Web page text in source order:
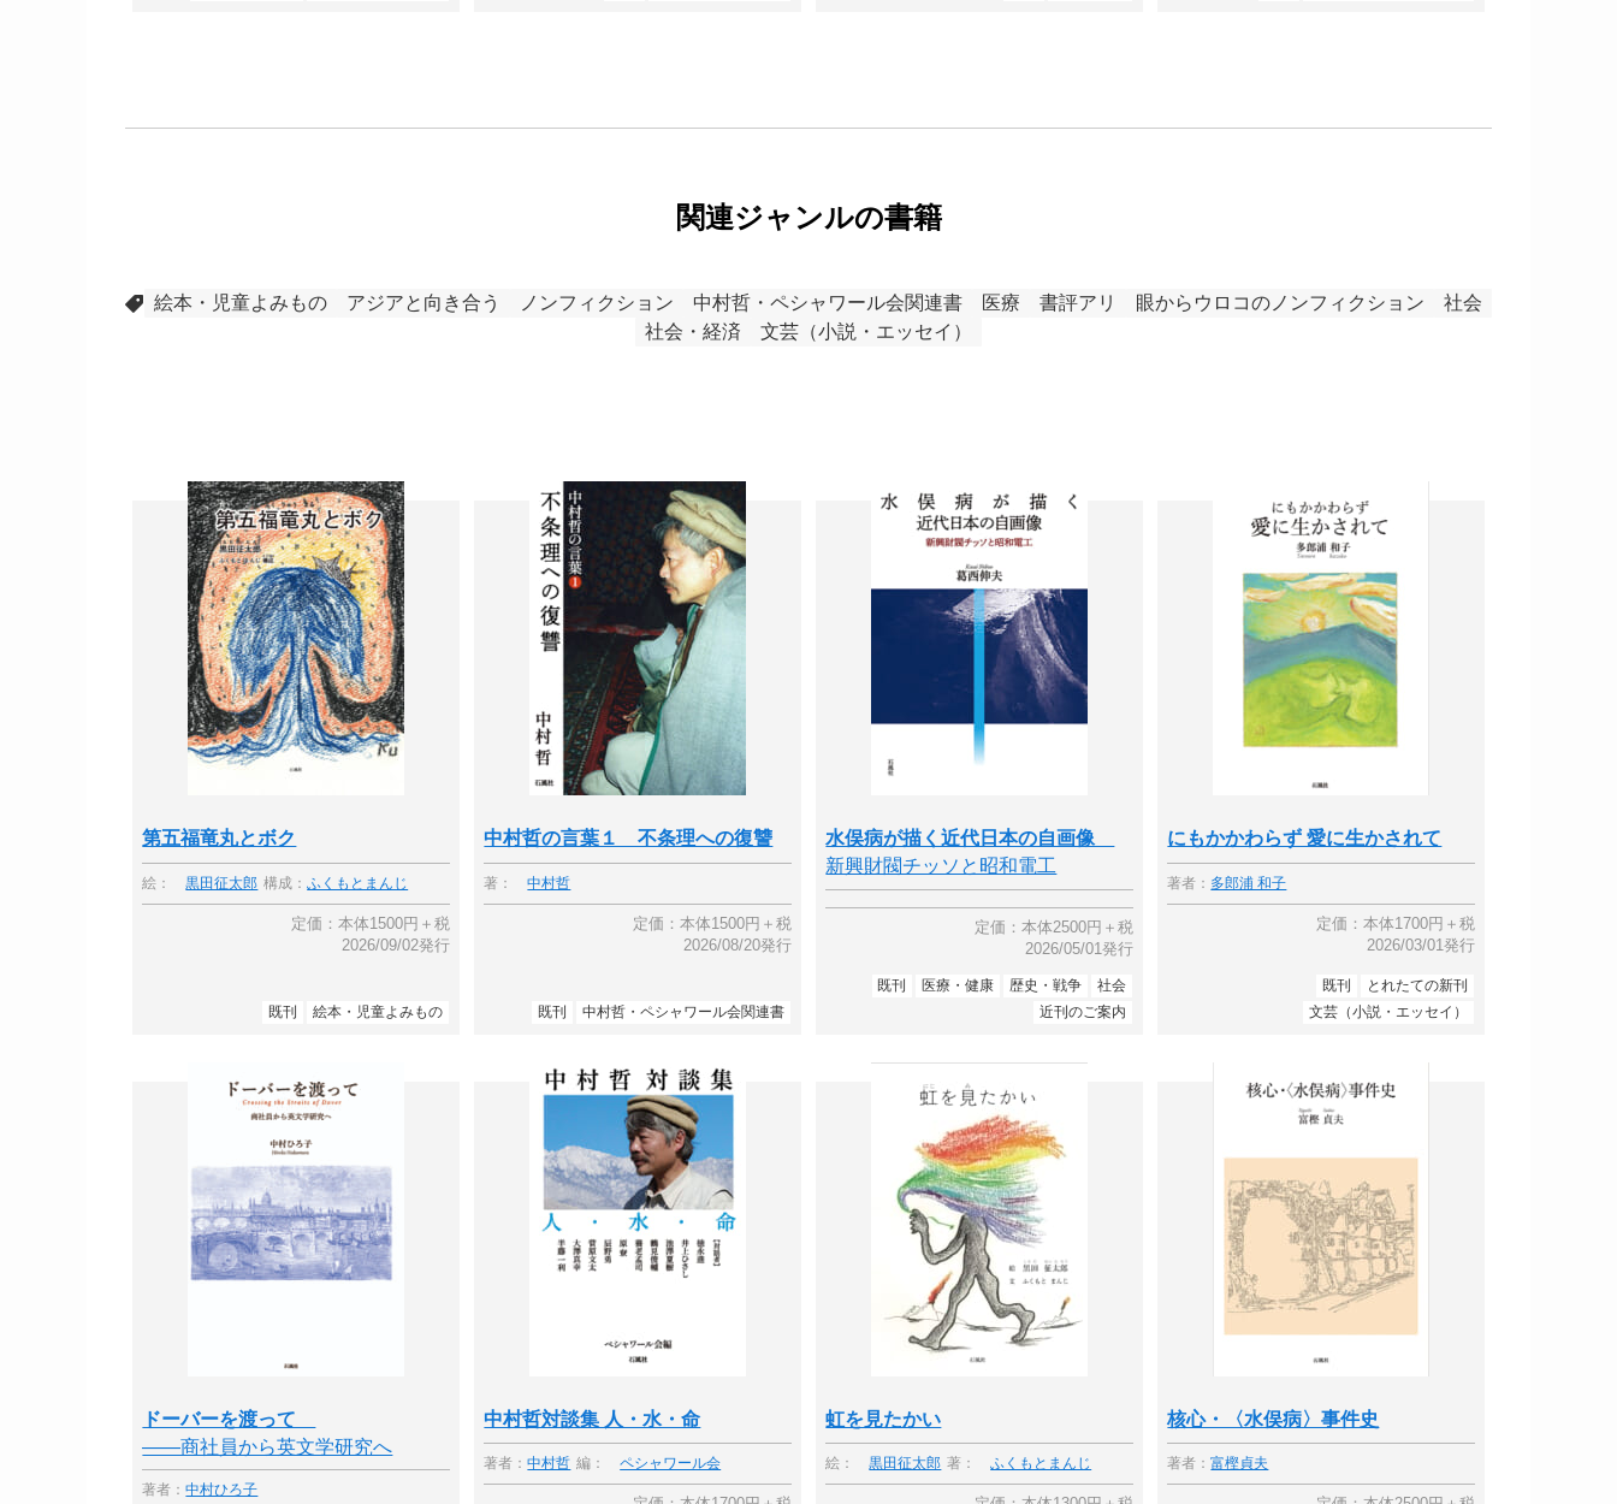
関連ジャンルの書籍
絵本・児童よみもの アジアと向き合う ノンフィクション 中村哲・ペシャワール会関連書 医療 書評アリ 眼からウロコのノンフィクション
社会
社会・経済
文芸（小説・エッセイ）
第五福竜丸とボク
絵： 黒田征太郎 構成：ふくもとまんじ
定価：本体1500円＋税
2026/09/02発行
既刊 絵本・児童よみもの
中村哲の言葉１ 不条理への復讐
著： 中村哲
定価：本体1500円＋税
2026/08/20発行
既刊 中村哲・ペシャワール会関連書
水俣病が描く近代日本の自画像
新興財閥チッソと昭和電工
定価：本体2500円＋税
2026/05/01発行
既刊 医療・健康 歴史・戦争
社会
近刊のご案内
にもかかわらず 愛に生かされて
著者： 多郎浦 和子
定価：本体1700円＋税
2026/03/01発行
既刊
とれたての新刊
文芸（小説・エッセイ）
ドーバーを渡って
――商社員から英文学研究へ
著者：中村ひろ子
中村哲対談集 人・水・命
著者：中村哲 編： ペシャワール会
虹を見たかい
絵： 黒田征太郎 著： ふくもとまんじ
核心・〈水俣病〉事件史
著者：富樫貞夫